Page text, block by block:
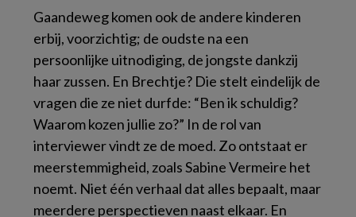
Gaandeweg komen ook de andere kinderen
erbij, voorzichtig; de oudste na een
persoonlijke uitnodiging, de jongste dankzij
haar zussen. En Brechtje? Die stelt eindelijk de
vragen die ze niet durfde: “Ben ik schuldig?
Waarom kozen jullie zo?” In de rol van
interviewer vindt ze de moed. Zo ontstaat er
meerstemmigheid, zoals Sabine Vermeire het
noemt. Niet één verhaal dat alles bepaalt, maar
meerdere perspectieven naast elkaar. En